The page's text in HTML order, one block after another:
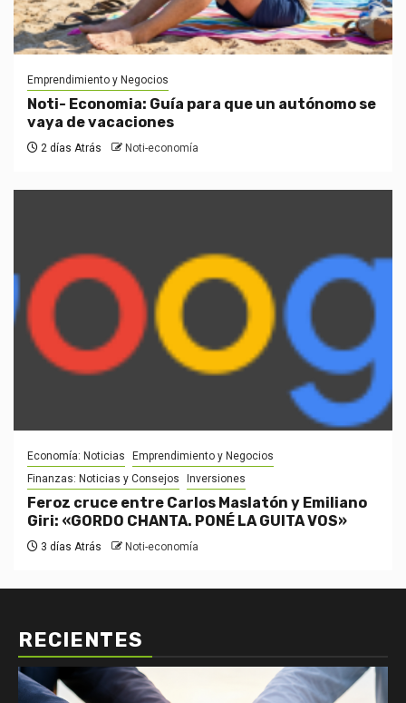
Emprendimiento y Negocios
Noti- Economia: Guía para que un autónomo se
vaya de vacaciones
2 días Atrás Noti-economía
Economía: Noticias
Emprendimiento y Negocios
Finanzas: Noticias y Consejos
Inversiones
Feroz cruce entre Carlos Maslatón y Emiliano
Giri: «GORDO CHANTA. PONÉ LA GUITA VOS»
3 días Atrás Noti-economía
RECIENTES